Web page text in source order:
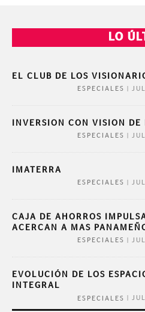
LO
EL CLUB DE LOS
ESPECIALES
INVERSION CON VISION DE
ESPECIALES
IMATERRA
ESPECIALES
CAJA DE AHORROS
ACERCAN A MAS
ESPECIALES
EVOLUCIÓN DE LOS
INTEGRAL
ESPECIALES